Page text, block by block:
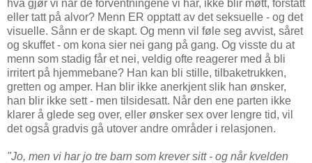
hva gjør vi når de forventningene vi har, ikke blir møtt, forstått
eller tatt på alvor? Menn ER opptatt av det seksuelle - og det
visuelle. Sånn er de skapt. Og menn vil føle seg avvist, såret
og skuffet - om kona sier nei gang på gang. Og visste du at
menn som stadig får et nei, veldig ofte reagerer med å bli
irritert på hjemmebane? Han kan bli stille, tilbaketrukken,
gretten og amper. Han blir ikke anerkjent slik han ønsker,
han blir ikke sett - men tilsidesatt. Når den ene parten ikke
klarer å glede seg over, eller ønsker sex over lengre tid, vil
det også gradvis gå utover andre områder i relasjonen.
"Jo, men vi har jo tre barn som krever sitt - og når kvelden